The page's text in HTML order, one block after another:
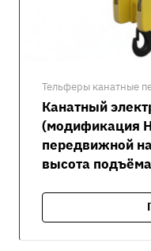
Тельферы канатные
Канатный
(модификация
передвижной
высота